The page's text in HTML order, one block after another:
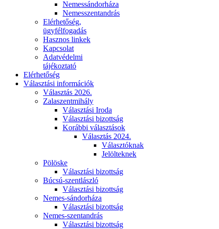
Nemessándorháza
Nemesszentandrás
Elérhetőség,
ügyfélfogadás
Hasznos linkek
Kapcsolat
Adatvédelmi
tájékoztató
Elérhetőség
Választási információk
Választás 2026.
Zalaszentmihály
Választási Iroda
Választási bizottság
Korábbi választások
Választás 2024.
Választóknak
Jelölteknek
Pölöske
Választási bizottság
Búcsú-szentlászló
Választási bizottság
Nemes-sándorháza
Választási bizottság
Nemes-szentandrás
Választási bizottság